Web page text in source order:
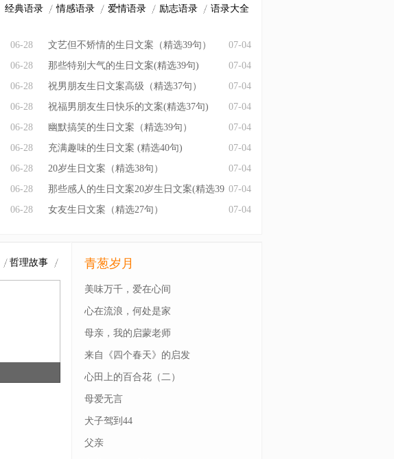
经典语录 情感语录 爱情语录 励志语录 语录大全
06-28
06-28
06-28
06-28
06-28
06-28
06-28
06-28
06-28
07-04
文艺但不矫情的生日文案（精选39句）
07-04
那些特别大气的生日文案(精选39句)
07-04
祝男朋友生日文案高级（精选37句）
07-04
祝福男朋友生日快乐的文案(精选37句)
07-04
幽默搞笑的生日文案（精选39句）
07-04
充满趣味的生日文案 (精选40句)
07-04
20岁生日文案（精选38句）
07-04
那些感人的生日文案20岁生日文案(精选39
句)
07-04
女友生日文案（精选27句）
哲理故事 青葱岁月
美味万千，爱在心间
心在流浪，何处是家
母亲，我的启蒙老师
来自《四个春天》的启发
心田上的百合花（二）
母爱无言
犬子驾到44
父亲